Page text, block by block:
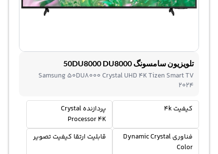
تلویزیون سامسونگ 50DU8000 DU8000
Samsung 50DU8000 Crystal UHD 4K Tizen Smart TV
2024
کیفیت 4k
پردازنده Crystal
Processor 4K
فناوری Dynamic Crystal
Color
قابلیت ارتقا کیفیت تصویر